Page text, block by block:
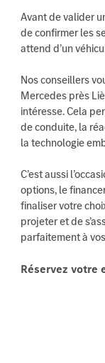
Avant de valider
de confirmer les
attend d’un
Nos conseillers
Mercedes près
intéresse. Cela
de conduite, la
la technologie
C’est aussi
options, le
finaliser votre
projeter et de
parfaitement à
Réservez votre